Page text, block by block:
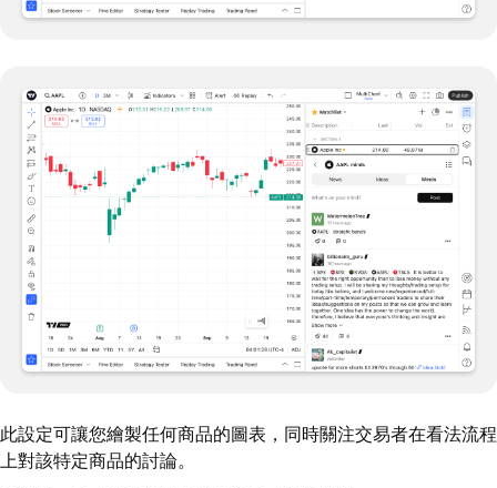
此設定可讓您繪製任何商品的圖表，同時關注交易者在看法流程
上對該特定商品的討論。